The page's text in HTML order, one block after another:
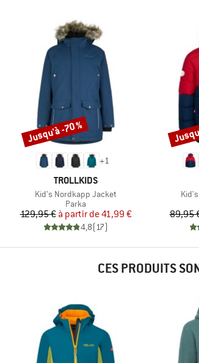
+1
MARQUE
TROLLKIDS
Article
Kid's Nordkapp Jacket
Product group
Parka
Prix
129,95 € Prix réduit
à partir de41,99 €
4,8(17)
Remise
Jusqu'à -70 %
89,95
Remise
CES PRODUITS